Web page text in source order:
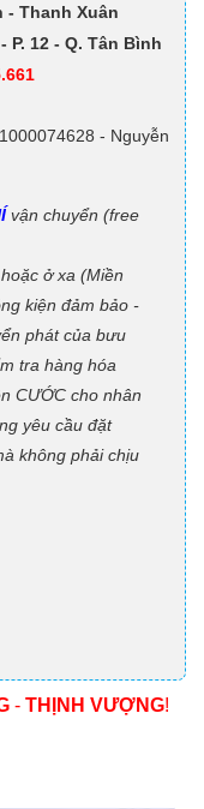
- Thanh Xuân
P. 12 - Q. Tân Bình
- Nguyễn
vận chuyển (free
ở xa (Miền
kiện đảm bảo -
phát của bưu
tra hàng hóa
CƯỚC cho nhân
yêu cầu đặt
không phải chịu
- THỊNH VƯỢNG!